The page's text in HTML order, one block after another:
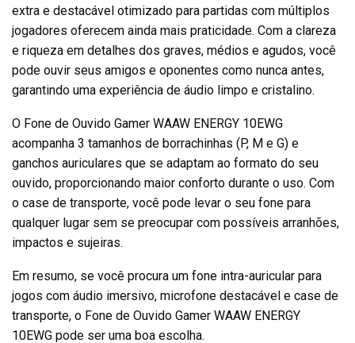
extra e destacável otimizado para partidas com múltiplos
jogadores oferecem ainda mais praticidade. Com a clareza
e riqueza em detalhes dos graves, médios e agudos, você
pode ouvir seus amigos e oponentes como nunca antes,
garantindo uma experiência de áudio limpo e cristalino.
O Fone de Ouvido Gamer WAAW ENERGY 10EWG
acompanha 3 tamanhos de borrachinhas (P, M e G) e
ganchos auriculares que se adaptam ao formato do seu
ouvido, proporcionando maior conforto durante o uso. Com
o case de transporte, você pode levar o seu fone para
qualquer lugar sem se preocupar com possíveis arranhões,
impactos e sujeiras.
Em resumo, se você procura um fone intra-auricular para
jogos com áudio imersivo, microfone destacável e case de
transporte, o Fone de Ouvido Gamer WAAW ENERGY
10EWG pode ser uma boa escolha.